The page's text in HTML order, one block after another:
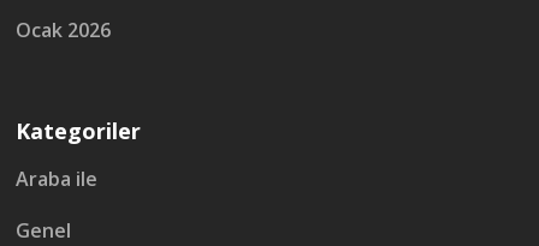
Ocak 2026
Kategoriler
Araba ile
Genel